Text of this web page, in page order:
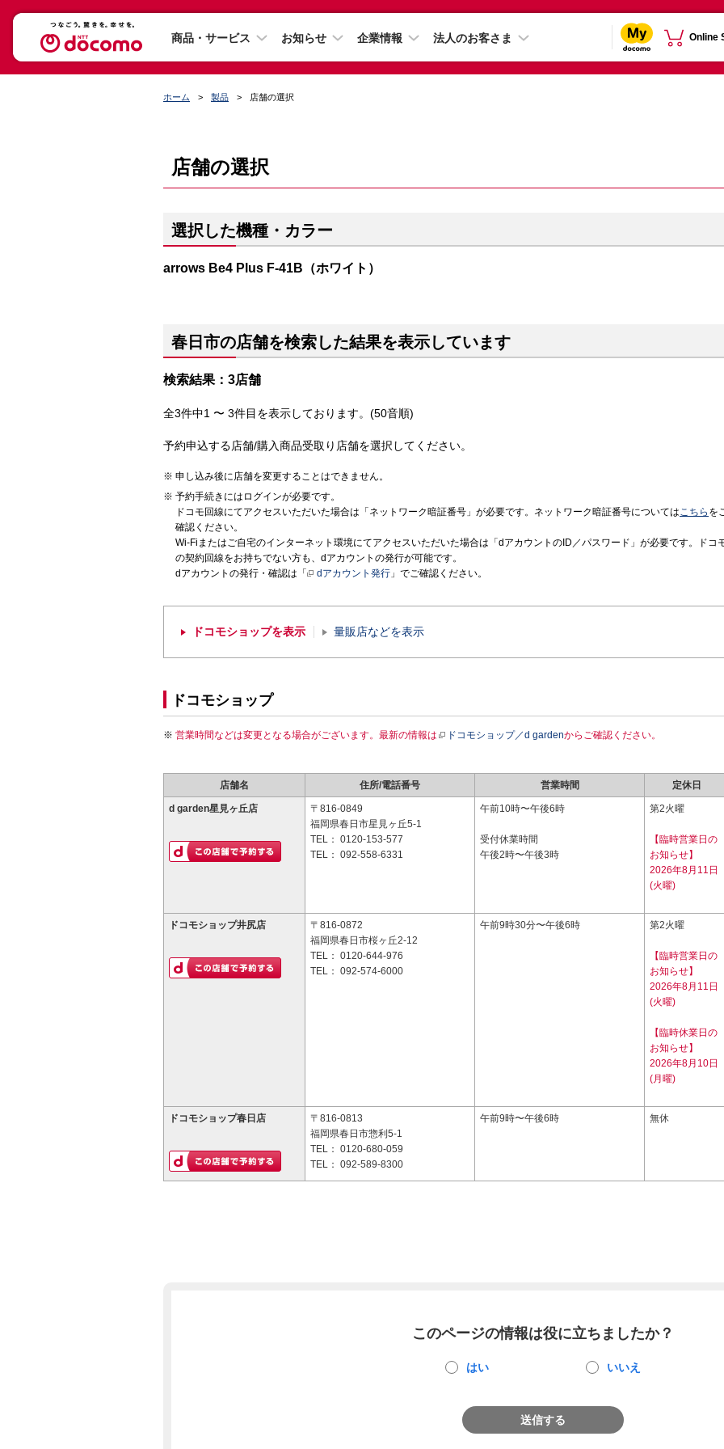
商品・サービス お知らせ 企業情報 法人のお客さま Online
ホーム 製品 店舗の選択
店舗の選択
選択した機種・カラー
arrows Be4 Plus F-41B（ホワイト）
春日市の店舗を検索した結果を表示しています
検索結果：3店舗
全3件中1 〜 3件目を表示しております。(50音順)
予約申込する店舗/購入商品受取り店舗を選択してください。
申し込み後に店舗を変更することはできません。
予約手続きにはログインが必要です。
ドコモ回線にてアクセスいただいた場合は「ネットワーク暗証番号」が必要です。ネットワーク暗証番号についてはこちら を
確認ください。
Wi-Fiまたはご自宅のインターネット環境にてアクセスいただいた場合は「dアカウントのID／パスワード」が必要です。ドコ
の契約回線をお持ちでない方も、dアカウントの発行が可能です。
dアカウントの発行・確認は「
dアカウント発行 」でご確認ください。
ドコモショップを表示 量販店などを表示
ドコモショップ
営業時間などは変更となる場合がございます。最新の情報は ドコモショップ／d gardenからご確認ください。
店舗名 住所/電話番号 営業時間 定休日
d garden星見ヶ丘店
〒816-0849
福岡県春日市星見ヶ丘5-1
TEL： 0120-153-577
TEL： 092-558-6331
午前10時〜午後6時
受付休業時間
午後2時〜午後3時
第2火曜
【臨時営業日の
お知らせ】
2026年8月11日
(火曜)
ドコモショップ井尻店
〒816-0872
福岡県春日市桜ヶ丘2-12
TEL： 0120-644-976
TEL： 092-574-6000
午前9時30分〜午後6時 第2火曜
【臨時営業日の
お知らせ】
2026年8月11日
(火曜)
【臨時休業日の
お知らせ】
2026年8月10日
(月曜)
ドコモショップ春日店
〒816-0813
福岡県春日市惣利5-1
TEL： 0120-680-059
TEL： 092-589-8300
午前9時〜午後6時 無休
このページの情報は役に立ちましたか？
はい いいえ
送信する